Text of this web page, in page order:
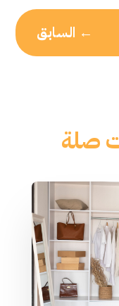
← السابق
صلة